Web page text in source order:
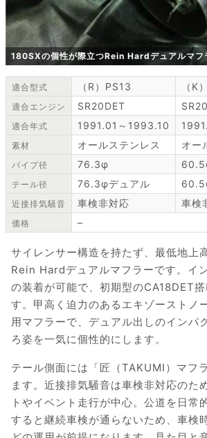
180SXの個性が際立つRein Hardデュアルマフ
適合型式 （R）PS13 （K
適合エンジン SR20DET
適合年式 1991.01～1993.10
素材 オールステンレス オー
パイプ径 76.3φ
テール径 76.3φデュアル
近接排気騒音 車検非対応 車検
価格 –
サイレンサー構造を持たず、最低地上
Rein Hardデュアルマフラーです。イ
の装着が可能で、初期型のCA18DET
す。甲高く迫力のあるエキゾーストノ
用マフラーで、デュアル出しのインパ
ろ姿を一気に個性的にします。
テール側面には「匠（TAKUMI）マフ
ます。近接排気騒音は車検非対応のた
トやイベント走行が中心。公道を日常
すると継続車検が通らないため、車検